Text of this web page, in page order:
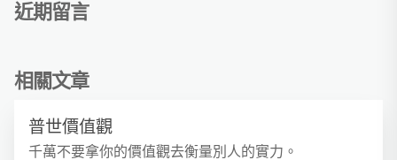
近期留言
相關文章
普世價值觀
千萬不要拿你的價值觀去衡量別人的實力。